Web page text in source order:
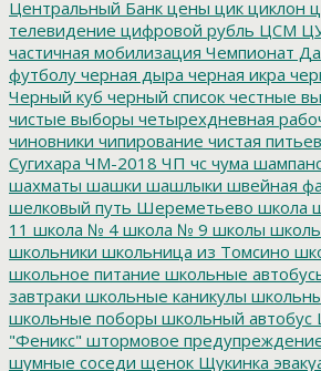
Центральный Банк цены цик циклон
телевидение цифровой рубль ЦСМ
частичная мобилизация Чемпионат
футболу черная дыра черная икра
Черный куб черный список честные
чистые выборы четырехдневная
чиновники чипирование чистая
Сугихара ЧМ-2018 ЧП чс чума
шахматы шашки шашлыки швейная
шелковый путь Шереметьево школа
11 школа № 4 школа № 9 школы
школьники школьница из Томсино
школьное питание школьные
завтраки школьные каникулы
школьные поборы школьный автобус
"Феникс" штормовое
шумные соседи щенок Щукинка